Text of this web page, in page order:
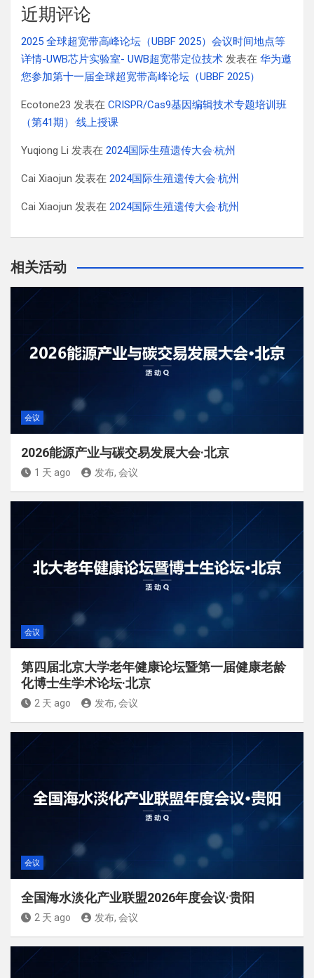
近期评论
2025 全球超宽带高峰论坛（UBBF 2025）会议时间地点等
详情-UWB芯片实验室- UWB超宽带定位技术 发表在 华为邀
您参加第十一届全球超宽带高峰论坛（UBBF 2025）
Ecotone23 发表在 CRISPR/Cas9基因编辑技术专题培训班
（第41期）·线上授课
Yuqiong Li 发表在 2024国际生殖遗传大会·杭州
Cai Xiaojun 发表在 2024国际生殖遗传大会·杭州
Cai Xiaojun 发表在 2024国际生殖遗传大会·杭州
相关活动
会议
2026能源产业与碳交易发展大会·北京
1 天 ago 发布, 会议
会议
第四届北京大学老年健康论坛暨第一届健康老龄
化博士生学术论坛·北京
2 天 ago 发布, 会议
会议
全国海水淡化产业联盟2026年度会议·贵阳
2 天 ago 发布, 会议